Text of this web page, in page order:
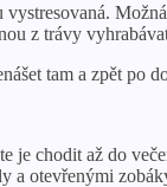
z trávy
tam a zpět po
je chodit až do
otevřenými